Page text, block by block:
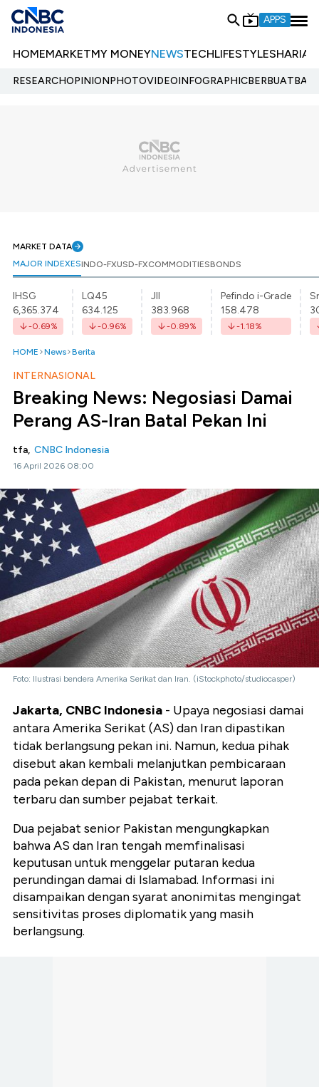
APPS
HOMEMARKETMY MONEYNEWSTECHLIFESTYLESHARIA
RESEARCHOPINIONPHOTOVIDEOINFOGRAPHIC
MARKET DATA
MAJOR INDEXESINDO-FXUSD-FXCOMMODITIESBONDS
IHSG
6,365.374
-0.69%
LQ45
634.125
-0.96%
JII
383.968
-0.89%
Pefindo i-Grade
158.478
-1.18%
HOME News Berita
INTERNASIONAL
Breaking News: Negosiasi Damai
Perang AS-Iran Batal Pekan Ini
tfa, CNBC Indonesia
16 April 2026 08:00
Foto: Ilustrasi bendera Amerika Serikat dan Iran. (iStockphoto/studiocasper)
Jakarta, CNBC Indonesia - Upaya negosiasi damai
antara Amerika Serikat (AS) dan Iran dipastikan
tidak berlangsung pekan ini. Namun, kedua pihak
disebut akan kembali melanjutkan pembicaraan
pada pekan depan di Pakistan, menurut laporan
terbaru dan sumber pejabat terkait.
Dua pejabat senior Pakistan mengungkapkan
bahwa AS dan Iran tengah memfinalisasi
keputusan untuk menggelar putaran kedua
perundingan damai di Islamabad. Informasi ini
disampaikan dengan syarat anonimitas mengingat
sensitivitas proses diplomatik yang masih
berlangsung.